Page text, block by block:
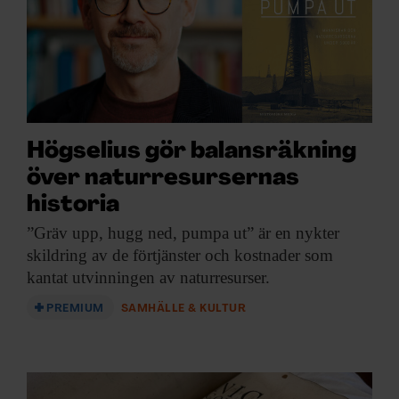
Högselius gör balansräkning
över naturresursernas
historia
”Gräv upp, hugg ned, pumpa ut” är en nykter
skildring av de förtjänster och kostnader som
kantat utvinningen av naturresurser.
PREMIUM SAMHÄLLE & KULTUR